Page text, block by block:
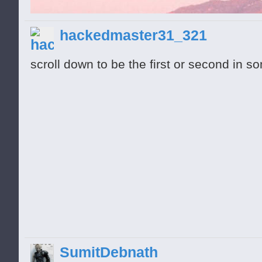
hackedmaster31_321
scroll down to be the first or second in
SumitDebnath